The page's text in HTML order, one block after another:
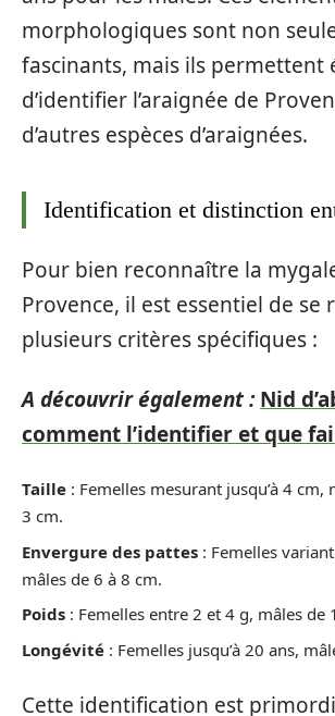
morphologiques sont non
fascinants, mais ils permettent
d’identifier l’araignée de
d’autres espèces d’araignées.
Identification et distinction
Pour bien reconnaître la
Provence, il est essentiel de se
plusieurs critères spécifiques :
A découvrir également : Nid
comment l’identifier et que
Taille : Femelles mesurant jusqu’à 4 cm,
3 cm.
Envergure des pattes : Femelles
mâles de 6 à 8 cm.
Poids : Femelles entre 2 et 4 g, mâles de
Longévité : Femelles jusqu’à 20 ans,
Cette identification est